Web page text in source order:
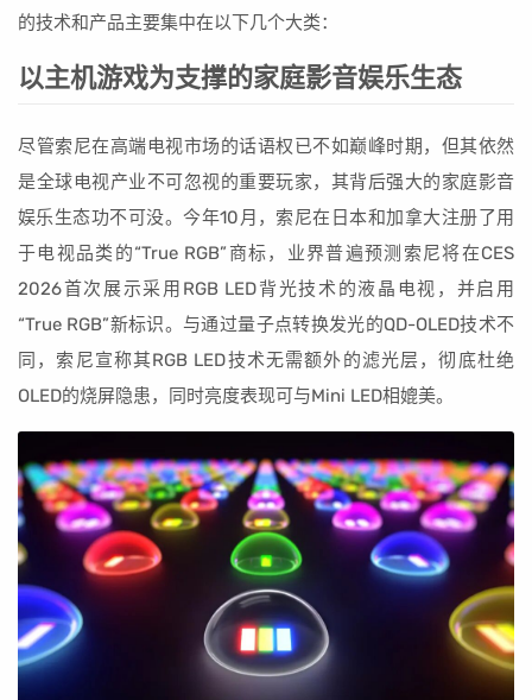
的技术和产品主要集中在以下几个大类：
以主机游戏为支撑的家庭影音娱乐生态
尽管索尼在高端电视市场的话语权已不如巅峰时期，但其依然
是全球电视产业不可忽视的重要玩家，其背后强大的家庭影音
娱乐生态功不可没。今年10月，索尼在日本和加拿大注册了用
于电视品类的“True RGB”商标，业界普遍预测索尼将在CES
2026首次展示采用RGB LED背光技术的液晶电视，并启用
“True RGB”新标识。与通过量子点转换发光的QD-OLED技术不
同，索尼宣称其RGB LED技术无需额外的滤光层，彻底杜绝
OLED的烧屏隐患，同时亮度表现可与Mini LED相媲美。